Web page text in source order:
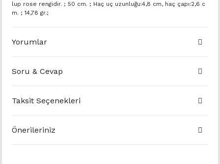
lup rose rengidir. ; 50 cm. ; Haç uç uzunluğu:4,8 cm, haç çapı:2,6 c
m. ; 14,78 gr.;
Yorumlar
Soru & Cevap
Taksit Seçenekleri
Önerileriniz